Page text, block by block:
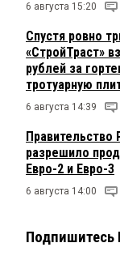
6 августа 15:20
Спустя ровно
«СтройТраст»
рублей за
тротуарную
6 августа 14:39
разрешило
Евро-2 и Евро-3
6 августа 14:00
Подпишитесь